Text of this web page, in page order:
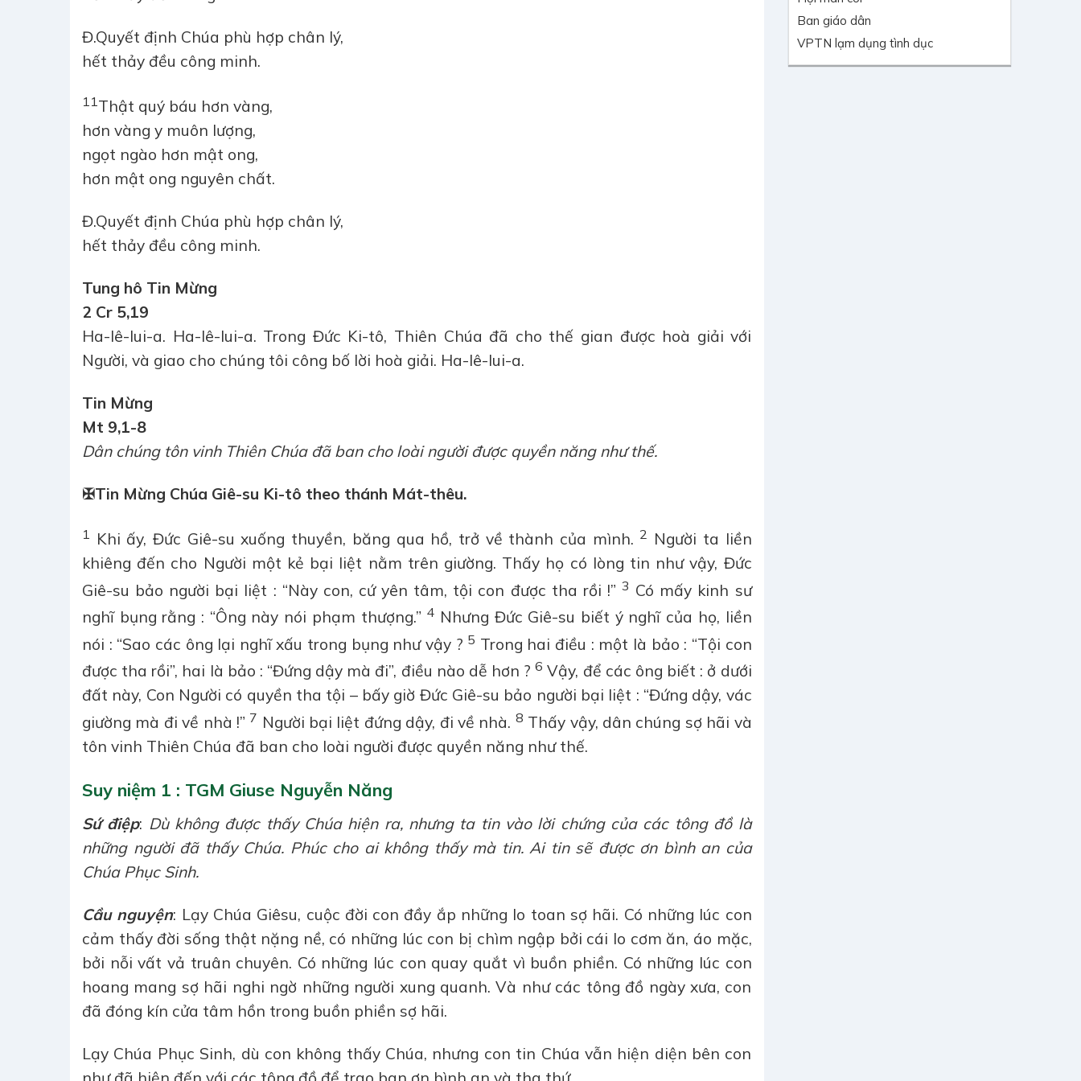
Đ.Quyết định Chúa phù hợp chân lý,
hết thảy đều công minh.
11Thật quý báu hơn vàng,
hơn vàng y muôn lượng,
ngọt ngào hơn mật ong,
hơn mật ong nguyên chất.
Đ.Quyết định Chúa phù hợp chân lý,
hết thảy đều công minh.
Tung hô Tin Mừng
2 Cr 5,19
Ha-lê-lui-a. Ha-lê-lui-a. Trong Đức Ki-tô, Thiên Chúa đã cho thế gian được hoà giải với
Người, và giao cho chúng tôi công bố lời hoà giải. Ha-lê-lui-a.
Tin Mừng
Mt 9,1-8
Dân chúng tôn vinh Thiên Chúa đã ban cho loài người được quyền năng như thế.
✠Tin Mừng Chúa Giê-su Ki-tô theo thánh Mát-thêu.
1 Khi ấy, Đức Giê-su xuống thuyền, băng qua hồ, trở về thành của mình. 2 Người ta liền
khiêng đến cho Người một kẻ bại liệt nằm trên giường. Thấy họ có lòng tin như vậy, Đức
Giê-su bảo người bại liệt : “Này con, cứ yên tâm, tội con được tha rồi !”3 Có mấy kinh sư
nghĩ bụng rằng : “Ông này nói phạm thượng.” 4 Nhưng Đức Giê-su biết ý nghĩ của họ, liền
nói : “Sao các ông lại nghĩ xấu trong bụng như vậy ? 5 Trong hai điều : một là bảo : “Tội con
được tha rồi”, hai là bảo : “Đứng dậy mà đi”, điều nào dễ hơn ?6 Vậy, để các ông biết : ở dưới
đất này, Con Người có quyền tha tội – bấy giờ Đức Giê-su bảo người bại liệt : “Đứng dậy, vác
giường mà đi về nhà !” 7 Người bại liệt đứng dậy, đi về nhà. 8 Thấy vậy, dân chúng sợ hãi và
tôn vinh Thiên Chúa đã ban cho loài người được quyền năng như thế.
Suy niệm 1 : TGM Giuse Nguyễn Năng
Sứ điệp: Dù không được thấy Chúa hiện ra, nhưng ta tin vào lời chứng của các tông đồ là
những người đã thấy Chúa. Phúc cho ai không thấy mà tin. Ai tin sẽ được ơn bình an của
Chúa Phục Sinh.
Cầu nguyện: Lạy Chúa Giêsu, cuộc đời con đầy ắp những lo toan sợ hãi. Có những lúc con
cảm thấy đời sống thật nặng nề, có những lúc con bị chìm ngập bởi cái lo cơm ăn, áo mặc,
bởi nỗi vất vả truân chuyên. Có những lúc con quay quắt vì buồn phiền. Có những lúc con
hoang mang sợ hãi nghi ngờ những người xung quanh. Và như các tông đồ ngày xưa, con
đã đóng kín cửa tâm hồn trong buồn phiền sợ hãi.
Lạy Chúa Phục Sinh, dù con không thấy Chúa, nhưng con tin Chúa vẫn hiện diện bên con
Ban giáo dân
VPTN lạm dụng tình dục